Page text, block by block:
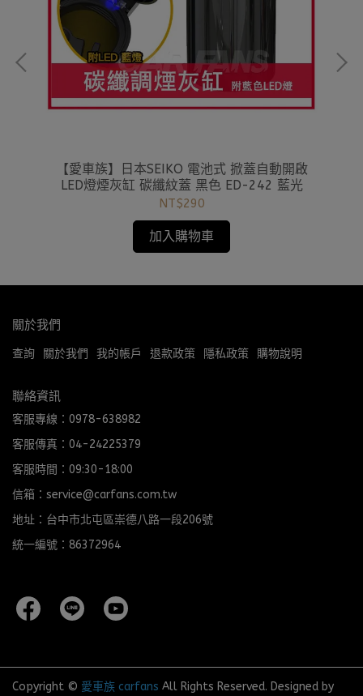
【愛車族】日本SEIKO 電池式 掀蓋自動開啟
LED燈煙灰缸 碳纖紋蓋 黑色 ED-242 藍光
NT$290
加入購物車
關於我們
查詢 關於我們 我的帳戶 退款政策 隱私政策 購物說明
聯絡資訊
客服專線：0978-638982
客服傳真：04-24225379
客服時間：09:30-18:00
信箱：service@carfans.com.tw
地址：台中市北屯區崇德八路一段206號
統一編號：86372964
Copyright © 愛車族 carfans All Rights Reserved. Designed by